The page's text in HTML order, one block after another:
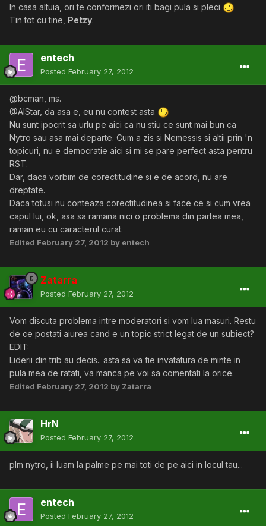
In casa altuia, ori te conformezi ori iti bagi pula si pleci
Tin tot cu tine, Petzy.
entech
Posted February 27, 2012
@bcman, ms.
@AlStar, da asa e, eu nu contest asta
Nu sunt ipocrit sa urlu pe aici ca nu stiu ce sunt mai bun ca
Nytro sau asa mai departe. Cum a zis si Nemessis si altii prin 'n
topicuri, nu e democratie aici si mi se pare perfect asta pentru
RST.
Dar, daca vorbim de corectitudine si e de acord, nu are
dreptate.
Daca totusi nu conteaza corectitudinea si face ce si cum vrea
capul lui, ok, asa sa ramana nici o problema din partea mea,
raman eu cu caracterul curat.
Edited February 27, 2012 by entech
Zatarra
Posted February 27, 2012
Vom discuta problema intre moderatori si vom lua masuri. Restu
de ce postati aiurea cand e un topic strict legat de un subiect?
EDIT:
Liderii din trib au decis.. asta sa va fie invatatura de minte in
pula mea de ratati, va manca pe voi sa comentati la orice.
Edited February 27, 2012 by Zatarra
HrN
Posted February 27, 2012
plm nytro, ii luam la palme pe mai toti de pe aici in locul tau...
entech
Posted February 27, 2012